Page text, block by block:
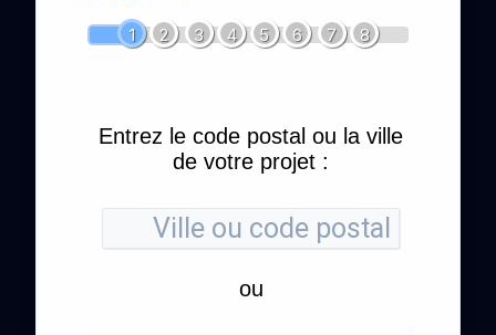
1 2 3 4 5 6 7 8
Entrez le code postal ou la ville
de votre projet :
ou